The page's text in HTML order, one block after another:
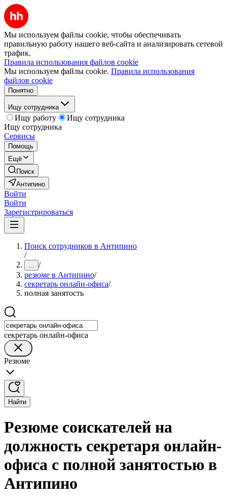
Мы используем файлы cookie, чтобы обеспечивать
правильную работу нашего веб-сайта и анализировать сетевой
трафик.
Правила использования файлов cookie
Мы используем файлы cookie. Правила использования
файлов cookie
Понятно
Ищу сотрудника
Ищу работу
Ищу сотрудника
Ищу сотрудника
Сервисы
Помощь
Ещё
Поиск
Антипино
Войти
Войти
Зарегистрироваться
Поиск сотрудников в Антипино
/
... /
резюме в Антипино/
секретарь онлайн-офиса/
полная занятость
секретарь онлайн-офиса
Резюме
Найти
Резюме соискателей на
должность секретаря онлайн-
офиса с полной занятостью в
Антипино